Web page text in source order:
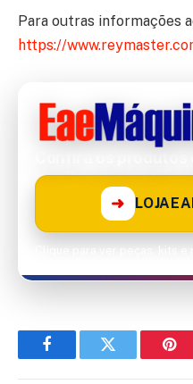
Para outras informações
https://
➜
FacebookTwitter